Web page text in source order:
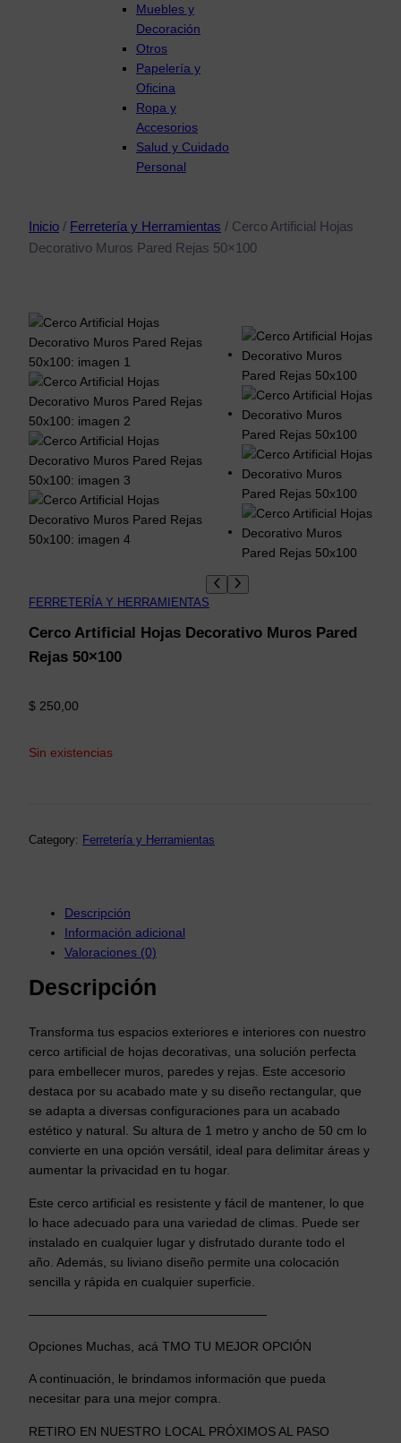
Muebles y
Decoración
Otros
Papelería y
Oficina
Ropa y
Accesorios
Salud y Cuidado
Personal
Inicio / Ferretería y Herramientas / Cerco Artificial Hojas
Decorativo Muros Pared Rejas 50×100
FERRETERÍA Y HERRAMIENTAS
Cerco Artificial Hojas Decorativo Muros Pared
Rejas 50×100
$ 250,00
Sin existencias
Category: Ferretería y Herramientas
Descripción
Información adicional
Valoraciones (0)
Descripción
Transforma tus espacios exteriores e interiores con nuestro
cerco artificial de hojas decorativas, una solución perfecta
para embellecer muros, paredes y rejas. Este accesorio
destaca por su acabado mate y su diseño rectangular, que
se adapta a diversas configuraciones para un acabado
estético y natural. Su altura de 1 metro y ancho de 50 cm lo
convierte en una opción versátil, ideal para delimitar áreas y
aumentar la privacidad en tu hogar.
Este cerco artificial es resistente y fácil de mantener, lo que
lo hace adecuado para una variedad de climas. Puede ser
instalado en cualquier lugar y disfrutado durante todo el
año. Además, su liviano diseño permite una colocación
sencilla y rápida en cualquier superficie.
———————————————————
Opciones Muchas, acá TMO TU MEJOR OPCIÓN
A continuación, le brindamos información que pueda
necesitar para una mejor compra.
RETIRO EN NUESTRO LOCAL PRÓXIMOS AL PASO